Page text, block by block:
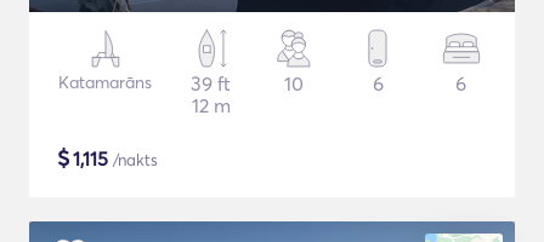
Katamarāns
39 ft
12 m
10 6 6
$1,115 /nakts